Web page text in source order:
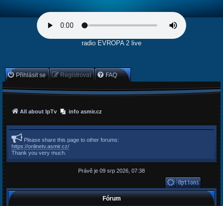
radio EVROPA 2 live
Přihlásit se Registrovat FAQ
All about IpTv info asmir.cz
Please share this page to other forums:
https://onlinetv.asmir.cz/
Thank you very much.
Právě je 09 srp 2026, 07:38
Fórum